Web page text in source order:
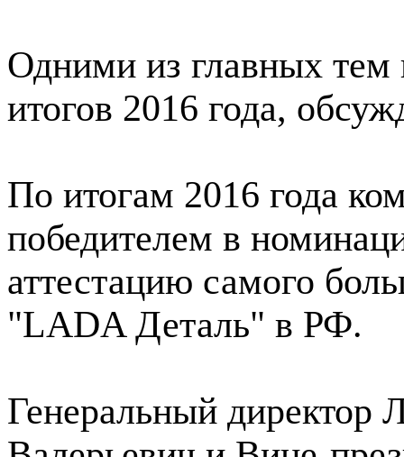
Одними из главных тем
итогов 2016 года,
По итогам 2016 года
победителем в
аттестацию самого
"LADA Деталь" в РФ.
Генеральный